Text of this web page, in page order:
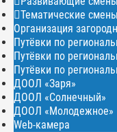
Тематические смены
Организация
Путёвки по
Путёвки по
Путёвки по
ДООЛ «Заря»
ДООЛ «Солнечный»
ДООЛ «Молодежное»
Web-камера